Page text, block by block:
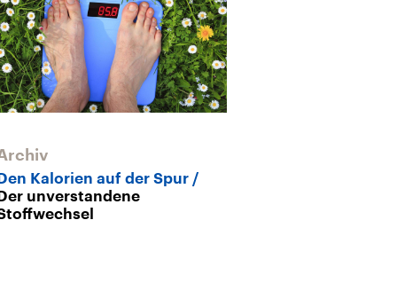
Kalorien auf der Spur
unverstandene